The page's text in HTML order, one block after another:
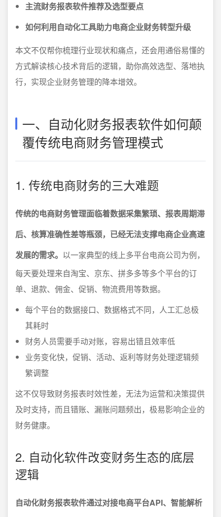
主流财务报表软件推荐及选型要点
如何利用自动化工具助力电商企业财务转型升级
本文不仅帮你梳理行业现状和痛点，还会用通俗易懂的
方式解读核心技术背后的逻辑，助你高效选型、落地执
行，实现企业财务管理的降本增效。
一、自动化财务报表软件如何颠
覆传统电商财务管理模式
1. 传统电商财务的三大难题
传统的电商财务管理面临着数据采集繁琐、报表周期滞
后、核算准确性差等瓶颈，已经无法支撑电商企业高速
发展的需求。 以一家典型的线上多平台电商公司为例，
每天要处理来自淘宝、京东、拼多多等多个平台的订
单、退款、佣金、促销、物流费用等数据。
每个平台的数据接口、数据格式不同，人工汇总极
其耗时
财务人员需要手动对账，容易出错且效率低
业务变化快，促销、活动、返利等财务处理逻辑频
繁调整
这不仅导致财务报表时效性差，无法为运营和决策提供
及时支持，而且错账、漏账问题频出，极易影响企业的
财务健康。
2. 自动化软件改变财务生态的底层
逻辑
自动化财务报表软件通过对接电商平台API、智能解析